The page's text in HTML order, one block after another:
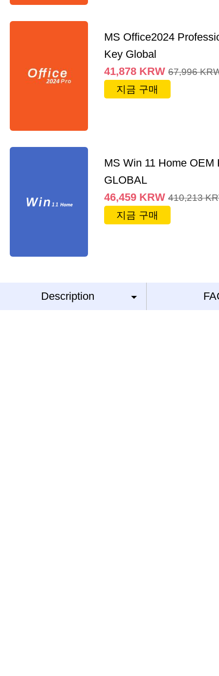
MS Office2024
Key Global
41,878 KRW 67,996
지금 구매
MS Win 11 Home OEM
GLOBAL
46,459 KRW 410,213
지금 구매
Description